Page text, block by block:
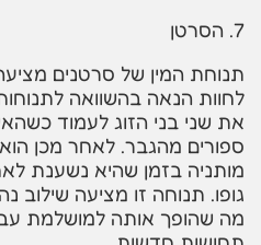
7. הסרטן
תנוחת המין של סרטנים
לחוות הנאה בהשוואה
את שני בני הזוג לעמוד
ספורים מהגבר. לאחר מכן
מותניה בזמן שהיא נשענת
גופו. תנוחה זו מציעה שילוב
מה שהופך אותה למושלמת